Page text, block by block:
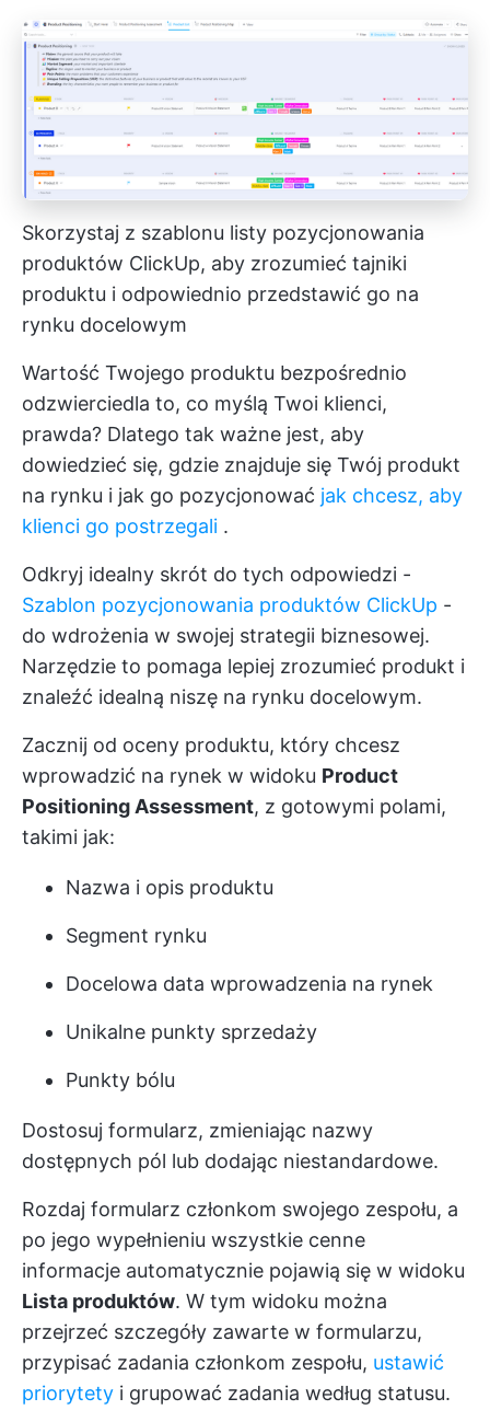
Skorzystaj z szablonu listy pozycjonowania
produktów ClickUp, aby zrozumieć tajniki
produktu i odpowiednio przedstawić go na
rynku docelowym
Wartość Twojego produktu bezpośrednio
odzwierciedla to, co myślą Twoi klienci,
prawda? Dlatego tak ważne jest, aby
dowiedzieć się, gdzie znajduje się Twój produkt
na rynku i jak go pozycjonować jak chcesz, aby
klienci go postrzegali .
Odkryj idealny skrót do tych odpowiedzi -
Szablon pozycjonowania produktów ClickUp -
do wdrożenia w swojej strategii biznesowej.
Narzędzie to pomaga lepiej zrozumieć produkt i
znaleźć idealną niszę na rynku docelowym.
Zacznij od oceny produktu, który chcesz
wprowadzić na rynek w widoku Product
Positioning Assessment, z gotowymi polami,
takimi jak:
Nazwa i opis produktu
Segment rynku
Docelowa data wprowadzenia na rynek
Unikalne punkty sprzedaży
Punkty bólu
Dostosuj formularz, zmieniając nazwy
dostępnych pól lub dodając niestandardowe.
Rozdaj formularz członkom swojego zespołu, a
po jego wypełnieniu wszystkie cenne
informacje automatycznie pojawią się w widoku
Lista produktów. W tym widoku można
przejrzeć szczegóły zawarte w formularzu,
przypisać zadania członkom zespołu, ustawić
priorytety i grupować zadania według statusu.